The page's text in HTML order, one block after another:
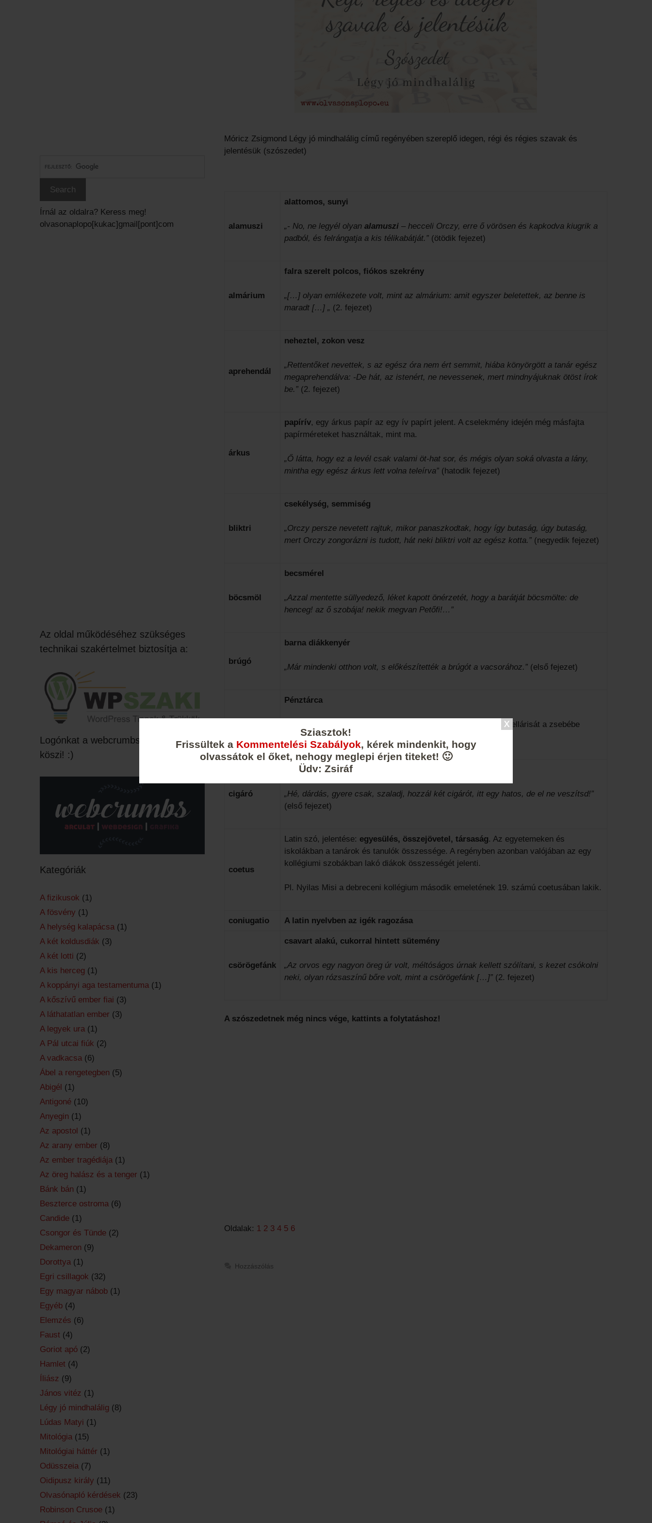
Sziasztok!
Frissültek a Kommentelési Szabályok, kérek mindenkit, hogy
olvassátok el őket, nehogy meglepi érjen titeket! 🙂
Üdv: Zsiráf
Móricz Zsigmond Légy jó mindhalálig című regényében szereplő idegen, régi és régies szavak és
jelentésük (szószedet)
alamuszi
alattomos, sunyi
„- No, ne legyél olyan alamuszi – hecceli Orczy, erre ő vörösen és kapkodva kiugrik a
padból, és felrángatja a kis télikabátját.” (ötödik fejezet)
almárium
falra szerelt polcos, fiókos szekrény
„[…] olyan emlékezete volt, mint az almárium: amit egyszer beletettek, az benne is
maradt […] „ (2. fejezet)
aprehendál
neheztel, zokon vesz
„Rettentőket nevettek, s az egész óra nem ért semmit, hiába könyörgött a tanár egész
megaprehendálva: -De hát, az istenért, ne nevessenek, mert mindnyájuknak ötöst írok
be.” (2. fejezet)
árkus
papírív, egy árkus papír az egy ív papírt jelent. A cselekmény idején még másfajta
papírméreteket használtak, mint ma.
„Ő látta, hogy ez a levél csak valami öt-hat sor, és mégis olyan soká olvasta a lány,
mintha egy egész árkus lett volna teleírva” (hatodik fejezet)
bliktri
csekélység, semmiség
„Orczy persze nevetett rajtuk, mikor panaszkodtak, hogy így butaság, úgy butaság,
mert Orczy zongorázni is tudott, hát neki bliktri volt az egész kotta.” (negyedik fejezet)
böcsmöl
becsmérel
„Azzal mentette süllyedező, léket kapott önérzetét, hogy a barátját böcsmölte: de
henceg! az ő szobája! nekik megvan Petőfi!…”
brúgó
barna diákkenyér
„Már mindenki otthon volt, s előkészítették a brúgót a vacsorához.” (első fejezet)
Pénztárca
„Az egész konviktus megmozdult, mindenki felállt, ő is, a bugyellárisát a zsebébe
tette.” (hatodik fejezet)
cigáró
szivar
„Hé, dárdás, gyere csak, szaladj, hozzál két cigárót, itt egy hatos, de el ne veszítsd!”
(első fejezet)
coetus
Latin szó, jelentése: egyesülés, összejövetel, társaság. Az egyetemeken és
iskolákban a tanárok és tanulók összessége. A regényben azonban valójában az egy
kollégiumi szobákban lakó diákok összességét jelenti.
Pl. Nyilas Misi a debreceni kollégium második emeletének 19. számú coetusában lakik.
coniugatio A latin nyelvben az igék ragozása
csörögefánk
csavart alakú, cukorral hintett sütemény
„Az orvos egy nagyon öreg úr volt, méltóságos úrnak kellett szólítani, s kezet csókolni
neki, olyan rózsaszínű bőre volt, mint a csörögefánk […]” (2. fejezet)
A szószedetnek még nincs vége, kattints a folytatáshoz!
Oldalak: 1 2 3 4 5 6
Hozzászólás
Írnál az oldalra? Keress meg!
olvasonaplopo[kukac]gmail[pont]com
Az oldal működéséhez szükséges
technikai szakértelmet biztosítja a:
Logónkat a webcrumbs készítette,
köszi! :)
Kategóriák
A fizikusok (1)
A fösvény (1)
A helység kalapácsa (1)
A két koldusdiák (3)
A két lotti (2)
A kis herceg (1)
A koppányi aga testamentuma (1)
A kőszívű ember fiai (3)
A láthatatlan ember (3)
A legyek ura (1)
A Pál utcai fiúk (2)
A vadkacsa (6)
Ábel a rengetegben (5)
Abigél (1)
Antigoné (10)
Anyegin (1)
Az apostol (1)
Az arany ember (8)
Az ember tragédiája (1)
Az öreg halász és a tenger (1)
Bánk bán (1)
Beszterce ostroma (6)
Candide (1)
Csongor és Tünde (2)
Dekameron (9)
Dorottya (1)
Egri csillagok (32)
Egy magyar nábob (1)
Egyéb (4)
Elemzés (6)
Faust (4)
Goriot apó (2)
Hamlet (4)
Íliász (9)
János vitéz (1)
Légy jó mindhalálig (8)
Lúdas Matyi (1)
Mitológia (15)
Mitológiai háttér (1)
Odüsszeia (7)
Oidipusz király (11)
Olvasónapló kérdések (23)
Robinson Crusoe (1)